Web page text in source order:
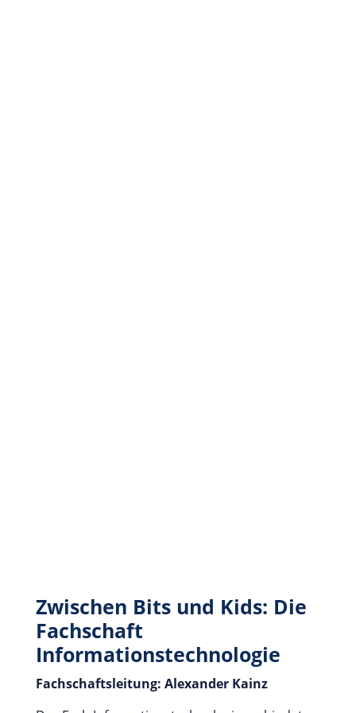
Zwischen Bits und Kids: Die
Fachschaft
Informationstechnologie
Fachschaftsleitung: Alexander Kainz